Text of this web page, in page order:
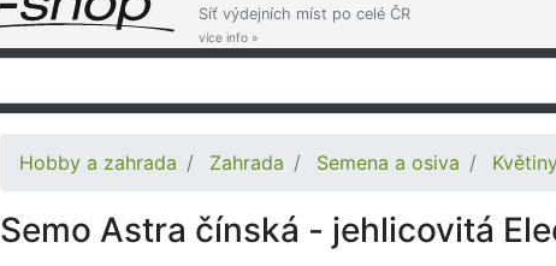
Síť výdejních míst po celé ČR
více info »
Hobby a zahrada Zahrada Semena a osiva
Semo Astra čínská - jehlicovitá